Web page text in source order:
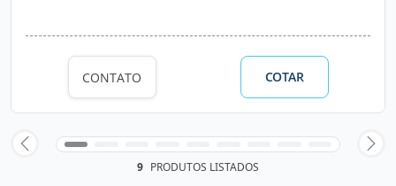
CONTATO COTAR
9 PRODUTOS LISTADOS